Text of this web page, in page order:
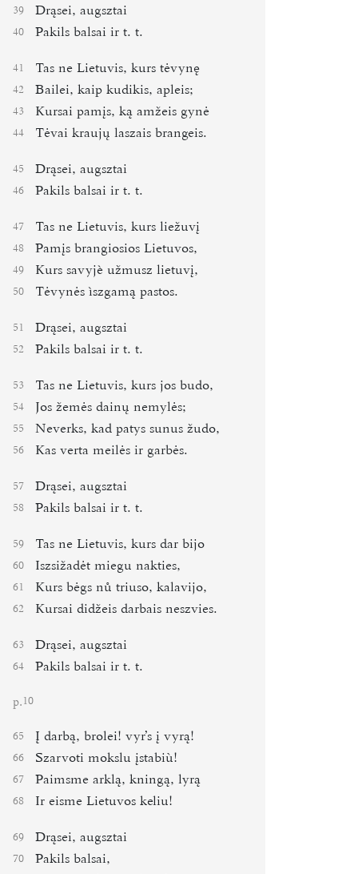
39 Drąsei, augsztai
40 Pakils balsai ir t. t.
41 Tas ne Lietuvis, kurs tėvynę
42 Bailei, kaip kudikis, apleis;
43 Kursai pamįs, ką amžeis gynė
44 Tėvai kraujų laszais brangeis.
45 Drąsei, augsztai
46 Pakils balsai ir t. t.
47 Tas ne Lietuvis, kurs liežuvį
48 Pamįs brangiosios Lietuvos,
49 Kurs savyjè užmusz lietuvį,
50 Tėvynės ìszgamą pastos.
51 Drąsei, augsztai
52 Pakils balsai ir t. t.
53 Tas ne Lietuvis, kurs jos budo,
54 Jos žemės dainų nemylės;
55 Neverks, kad patys sunus žudo,
56 Kas verta meilės ir garbės.
57 Drąsei, augsztai
58 Pakils balsai ir t. t.
59 Tas ne Lietuvis, kurs dar bijo
60 Iszsižadėt miegu nakties,
61 Kurs bėgs nů triuso, kalavijo,
62 Kursai didžeis darbais neszvies.
63 Drąsei, augsztai
64 Pakils balsai ir t. t.
p.10
65 Į darbą, brolei! vyrʼs į vyrą!
66 Szarvoti mokslu įstabiù!
67 Paimsme arklą, kningą, lyrą
68 Ir eisme Lietuvos keliu!
69 Drąsei, augsztai
70 Pakils balsai,